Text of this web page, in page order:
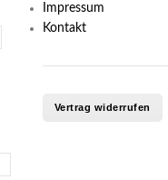
Impressum
Kontakt
Vertrag widerrufen